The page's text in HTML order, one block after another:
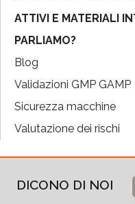
ATTIVI E MATERIALI
PARLIAMO?
Blog
Validazioni GMP GAMP
Sicurezza macchine
Valutazione dei rischi
DICONO DI NOI